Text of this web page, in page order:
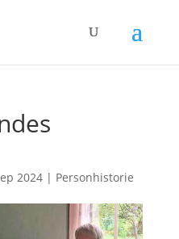
2024| Personhistorie